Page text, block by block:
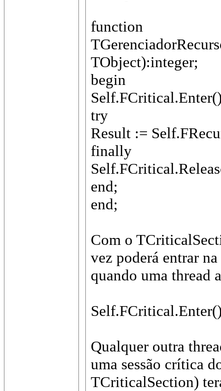
function
TObject):integer;
begin
try
Result :=
finally
end;
end;
Com o
vez poderá entrar
quando uma thread
Qualquer outra
uma sessão crítica
TCriticalSection)